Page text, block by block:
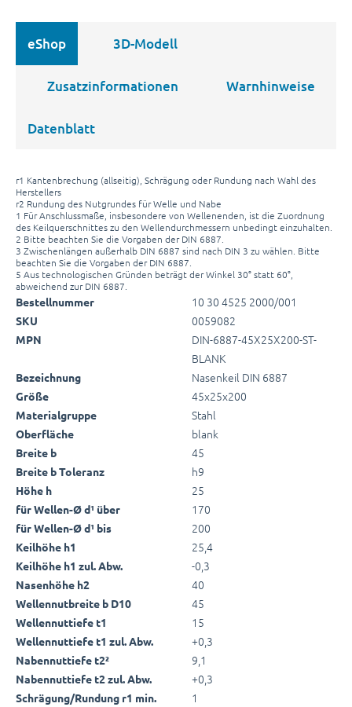
eShop 3D-Modell
Zusatzinformationen Warnhinweise
Datenblatt
r1 Kantenbrechung (allseitig), Schrägung oder Rundung nach Wahl des
Herstellers
r2 Rundung des Nutgrundes für Welle und Nabe
1 Für Anschlussmaße, insbesondere von Wellenenden, ist die Zuordnung
des Keilquerschnittes zu den Wellendurchmessern unbedingt einzuhalten.
2 Bitte beachten Sie die Vorgaben der DIN 6887.
3 Zwischenlängen außerhalb DIN 6887 sind nach DIN 3 zu wählen. Bitte
beachten Sie die Vorgaben der DIN 6887.
5 Aus technologischen Gründen beträgt der Winkel 30° statt 60°,
abweichend zur DIN 6887.
Bestellnummer 10 30 4525 2000/001
SKU 0059082
MPN
DIN-6887-45X25X200-ST-
BLANK
Bezeichnung Nasenkeil DIN 6887
Größe 45x25x200
Materialgruppe Stahl
Oberfläche blank
Breite b 45
Breite b Toleranz h9
Höhe h 25
für Wellen-Ø d¹ über 170
für Wellen-Ø d¹ bis 200
Keilhöhe h1 25,4
Keilhöhe h1 zul. Abw. -0,3
Nasenhöhe h2 40
Wellennutbreite b D10 45
Wellennuttiefe t1 15
Wellennuttiefe t1 zul. Abw. +0,3
Nabennuttiefe t2² 9,1
Nabennuttiefe t2 zul. Abw. +0,3
Schrägung/Rundung r1 min. 1